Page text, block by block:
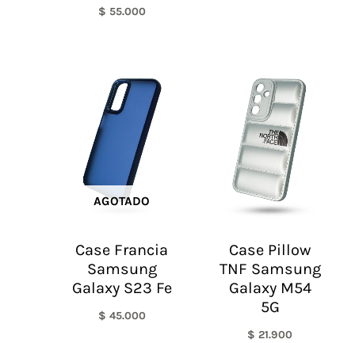
$ 55.000
AGOTADO
Case Francia
Samsung
Galaxy S23 Fe
$ 45.000
Case Pillow
TNF Samsung
Galaxy M54
5G
$ 21.900